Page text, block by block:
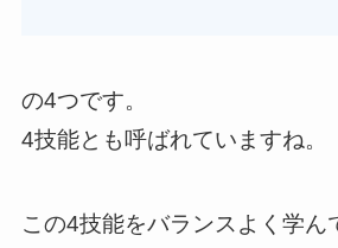
の4つです。
4技能とも呼ばれていますね。
この4技能をバランスよく学ん